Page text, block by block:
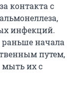
контакта с
инфекций.
раньше начала
путем,
мыть их с